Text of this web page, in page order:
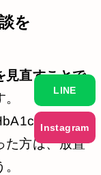
を
見直すことで
が基準値
た方は、放置
LINE
Instagram